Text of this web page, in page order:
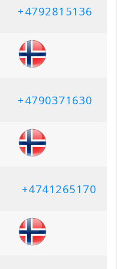
+4792815136
+4790371630
+4741265170